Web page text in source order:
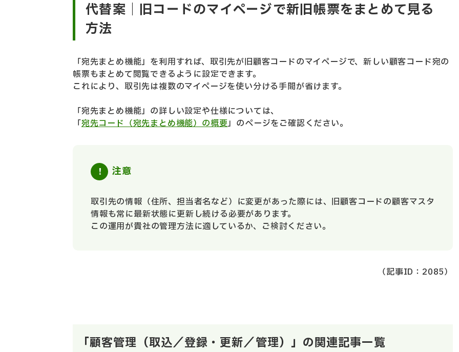
代替案｜旧コードのマイページで新旧帳票をまとめて見る
方法
「宛先まとめ機能」を利用すれば、取引先が旧顧客コードのマイページで、新しい顧客コード宛の
帳票もまとめて閲覧できるように設定できます。
これにより、取引先は複数のマイページを使い分ける手間が省けます。
「宛先まとめ機能」の詳しい設定や仕様については、
「宛先コード（宛先まとめ機能）の概要」のページをご確認ください。
注意
取引先の情報（住所、担当者名など）に変更があった際には、旧顧客コードの顧客マスタ
情報も常に最新状態に更新し続ける必要があります。
この運用が貴社の管理方法に適しているか、ご検討ください。
（記事ID：2085）
「顧客管理（取込／登録・更新／管理）」の関連記事一覧